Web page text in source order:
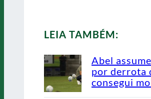
LEIA TAMBÉM:
Abel
por derrota
consegui